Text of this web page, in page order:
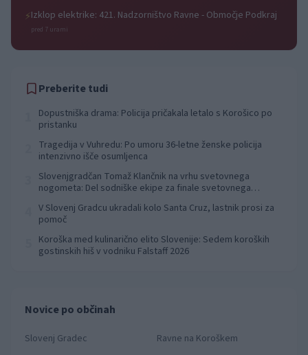
⚡Izklop elektrike: 421. Nadzorništvo Ravne - Območje Podkraj
pred 7 urami
Preberite tudi
Dopustniška drama: Policija pričakala letalo s Korošico po
pristanku
Tragedija v Vuhredu: Po umoru 36-letne ženske policija
intenzivno išče osumljenca
Slovenjgradčan Tomaž Klančnik na vrhu svetovnega
nogometa: Del sodniške ekipe za finale svetovnega
V Slovenj Gradcu ukradali kolo Santa Cruz, lastnik prosi za
pomoč
Koroška med kulinarično elito Slovenije: Sedem koroških
gostinskih hiš v vodniku Falstaff 2026
Novice po občinah
Slovenj Gradec
Ravne na Koroškem